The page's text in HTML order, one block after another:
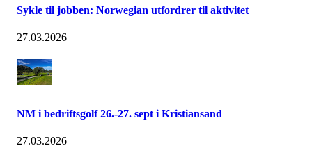
Sykle til jobben: Norwegian utfordrer til aktivitet
27.03.2026
NM i bedriftsgolf 26.-27. sept i Kristiansand
27.03.2026